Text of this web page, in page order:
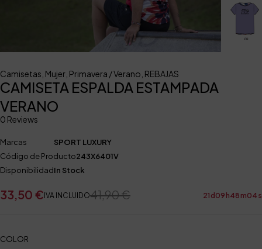
Camisetas Mujer Primavera / Verano REBAJAS
CAMISETA ESPALDA ESTAMPADA
VERANO
0 Reviews
Marcas
SPORT LUXURY
Código de Producto243X6401V
DisponibilidadIn Stock
41,90€
33,50 € IVA INCLUIDO 21 d 09 h48 m03 s
COLOR